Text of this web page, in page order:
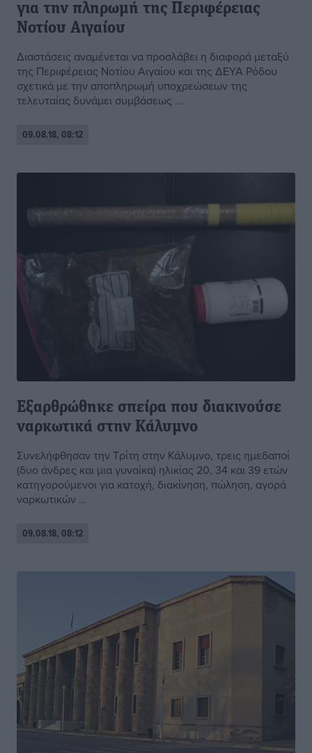
για την πληρωμή της Περιφέρειας
Νοτίου Αιγαίου
Διαστάσεις αναμένεται να προσλάβει η διαφορά μεταξύ
της Περιφέρειας Νοτίου Αιγαίου και της ΔΕΥΑ Ρόδου
σχετικά με την αποπληρωμή υποχρεώσεων της
τελευταίας δυνάμει συμβάσεως ...
09.08.18, 08:12
Εξαρθρώθηκε σπείρα που διακινούσε
ναρκωτικά στην Κάλυμνο
Συνελήφθησαν την Τρίτη στην Κάλυμνο, τρεις ημεδαποί
(δυο άνδρες και μια γυναίκα) ηλικίας 20, 34 και 39 ετών
κατηγορούμενοι για κατοχή, διακίνηση, πώληση, αγορά
ναρκωτικών ...
09.08.18, 08:12